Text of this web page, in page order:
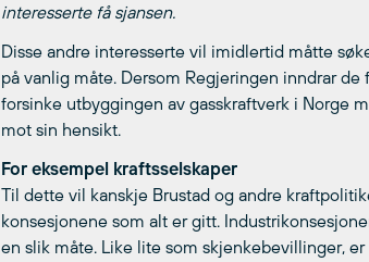
interesserte få sjansen.
Disse andre interesserte vil imidlertid måtte
på vanlig måte. Dersom Regjeringen inndrar
forsinke utbyggingen av gasskraftverk i Norge
mot sin hensikt.
For eksempel kraftsselskaper
Til dette vil kanskje Brustad og andre
konsesjonene som alt er gitt.
en slik måte. Like lite som skjenkebevillinger,